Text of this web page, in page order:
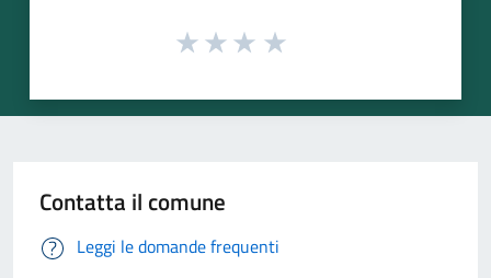
Contatta il comune
Leggi le domande frequenti